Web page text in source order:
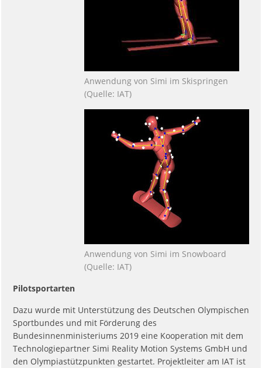
Anwendung von Simi im Skispringen
(Quelle: IAT)
Anwendung von Simi im Snowboard
(Quelle: IAT)
Pilotsportarten
Dazu wurde mit Unterstützung des Deutschen Olympischen
Sportbundes und mit Förderung des
Bundesinnenministeriums 2019 eine Kooperation mit dem
Technologiepartner Simi Reality Motion Systems GmbH und
den Olympiastützpunkten gestartet. Projektleiter am IAT ist